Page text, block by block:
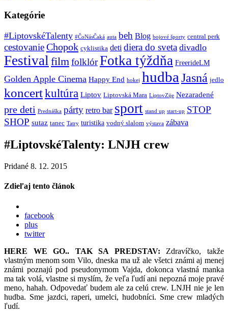
Kategórie
#LiptovskéTalenty #ČoNásČaká auta beh Blog bojové športy central perk
cestovanieChopok cyklistika deti diera do sveta divadlo
Festival filmfolklórFotka týždňa FreerideLM
Golden Apple Cinema Happy End hokej hudba Jasná jedlo
koncertkultúra Liptov Liptovská Mara LiptovZije Nezaradené
pre deti Prednáška párty retro bar sport stand up start-up STOP
SHOP sutaz tanec Tatry turistika vodný slalom výstava zábava
#LiptovskéTalenty: LNJH crew
Pridané 8. 12. 2015
Zdieľaj tento článok
facebook
plus
twitter
HERE WE GO.. TAK SA PREDSTAV: Zdravíčko, takže
vlastným menom som Vilo, dneska ma už ale všetci známi aj menej
známi poznajú pod pseudonymom Vajda, dokonca vlastná manka
ma tak volá, vlastne si myslím, že veľa ľudí ani nepozná moje pravé
meno, hahah. Odpovedať budem ale za celú crew. LNJH nie je len
hudba. Sme jazdci, raperi, umelci, hudobníci. Sme crew mladých
ľudí.